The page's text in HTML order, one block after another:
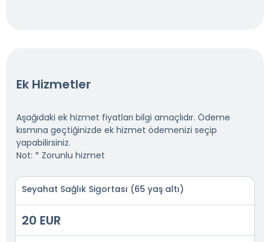
Ek Hizmetler
Aşağıdaki ek hizmet fiyatları bilgi amaçlıdır. Ödeme
kısmına geçtiğinizde ek hizmet ödemenizi seçip
yapabilirsiniz.
Not: * Zorunlu hizmet
Seyahat Sağlık Sigortası (65 yaş altı)
20 EUR